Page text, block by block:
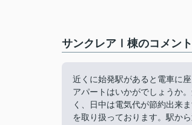
サンクレアⅠ棟のコメン
近くに始発駅があると電車に
アパートはいかがでしょうか
く、日中は電気代が節約出来
を取り扱っております。駅か